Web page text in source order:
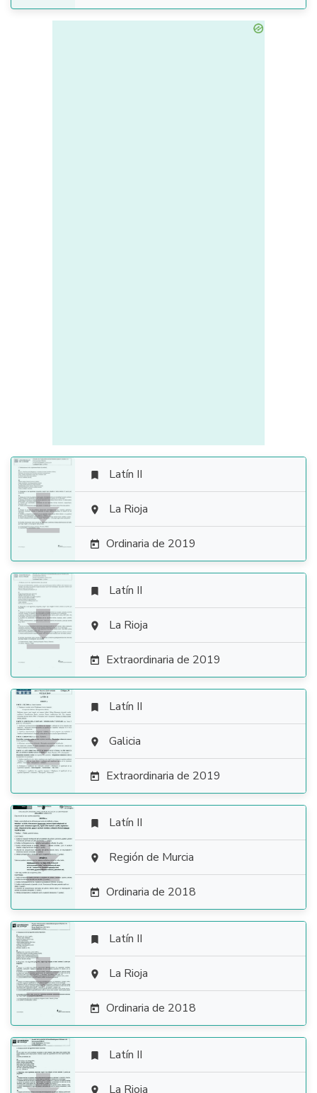

 Latín II
 La Rioja
 Ordinaria de 2019

 Latín II
 La Rioja
 Extraordinaria de 2019

 Latín II
 Galicia
 Extraordinaria de 2019

 Latín II
 Región de Murcia
 Ordinaria de 2018

 Latín II
 La Rioja
 Ordinaria de 2018
 Latín II
 La Rioja